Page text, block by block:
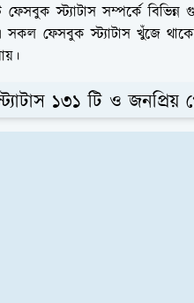
স্ট্যাটাস সম্পর্কে বিভিন্ন
ফেসবুক স্ট্যাটাস খুঁজে
১৩১ টি ও